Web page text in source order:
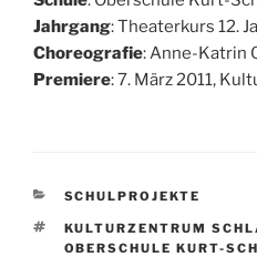
Jahrgang: Theaterkurs 12.
Choreografie: Anne-Katrin
Premiere: 7. März 2011,
KATEGORIEN
SCHULPROJEKTE
SCHLAGWÖRTER
KULTURZENTRUM
OBERSCHULE KURT-